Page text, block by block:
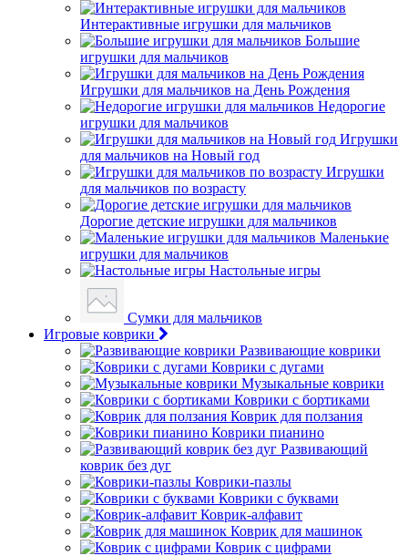
Интерактивные игрушки для мальчиков
Большие
игрушки для мальчиков
Игрушки для мальчиков на День Рождения
Недорогие
игрушки для мальчиков
Игрушки
для мальчиков на Новый год
Игрушки
для мальчиков по возрасту
Дорогие детские игрушки для мальчиков
Маленькие
игрушки для мальчиков
Настольные игры
Сумки для мальчиков
Игровые коврики
Развивающие коврики
Коврики с дугами
Музыкальные коврики
Коврики с бортиками
Коврик для ползания
Коврики пианино
Развивающий
коврик без дуг
Коврики-пазлы
Коврики с буквами
Коврик-алфавит
Коврик для машинок
Коврик с цифрами